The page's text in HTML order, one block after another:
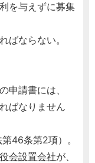
を与えずに募集
ばならない。
の申請書には、
ばなりません
46条第2項）。
会設置会社が、